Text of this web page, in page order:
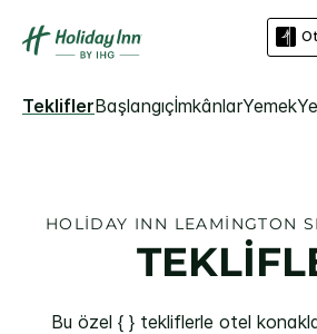
TekliflerBaşlangıçİmkânlarYemek
HOLIDAY INN LEAMINGTON
Bu özel { } tekliflerle otel